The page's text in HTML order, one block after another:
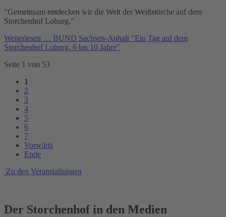
"Gemeinsam entdecken wir die Welt der Weißstörche auf dem
Storchenhof Loburg."
Weiterlesen … BUND Sachsen-Anhalt "Ein Tag auf dem
Storchenhof Loburg, 6 bis 10 Jahre"
Seite 1 von 53
1
2
3
4
5
6
7
Vorwärts
Ende
Zu den Veranstaltungen
Der Storchenhof in den Medien